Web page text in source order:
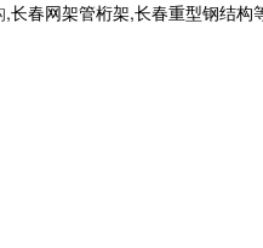
,长春网架管桁架,长春重型钢结构